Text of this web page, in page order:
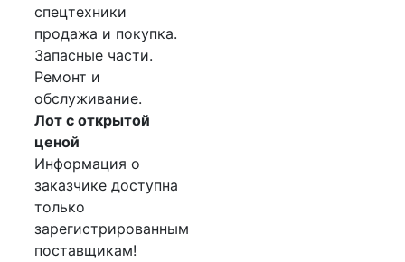
спецтехники
продажа и покупка.
Запасные части.
Ремонт и
обслуживание.
Лот с открытой
ценой
Информация о
заказчике доступна
только
зарегистрированным
поставщикам!